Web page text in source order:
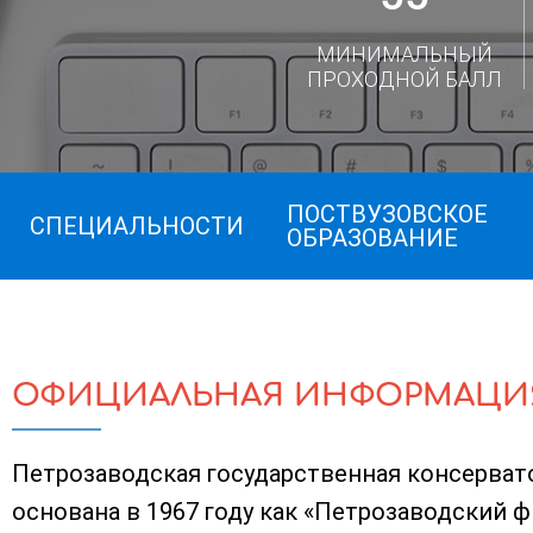
МИНИМАЛЬНЫЙ
ПРОХОДНОЙ БАЛЛ
СПЕЦИАЛЬНОСТИ
ПОСТВУЗОВСКОЕ
ОБРАЗОВАНИЕ
ОФИЦИАЛЬНАЯ
Петрозаводская государственная
основана в 1967 году как «Петрозаводский